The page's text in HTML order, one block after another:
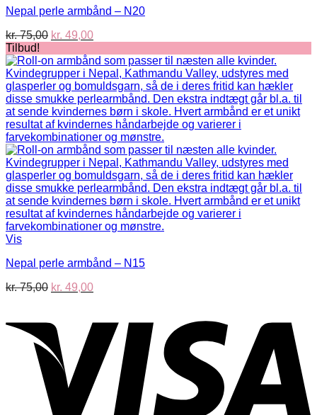
Nepal perle armbånd – N20
kr.75,00 Den
pris
var:
kr. 75,00.
kr. 49,00Den
pris
er:
kr. 49,00.
Tilbud!
Vis
Nepal perle armbånd – N15
kr.75,00 Den
var:
kr. 75,00.
kr. 49,00Den
er:
kr. 49,00.